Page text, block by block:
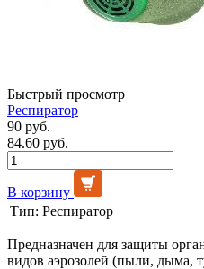
Быстрый просмотр
Респиратор
90 руб.
84.60 руб.
В корзину
Тип: Респиратор
Предназначен для защиты
видов аэрозолей (пыли, дыма,